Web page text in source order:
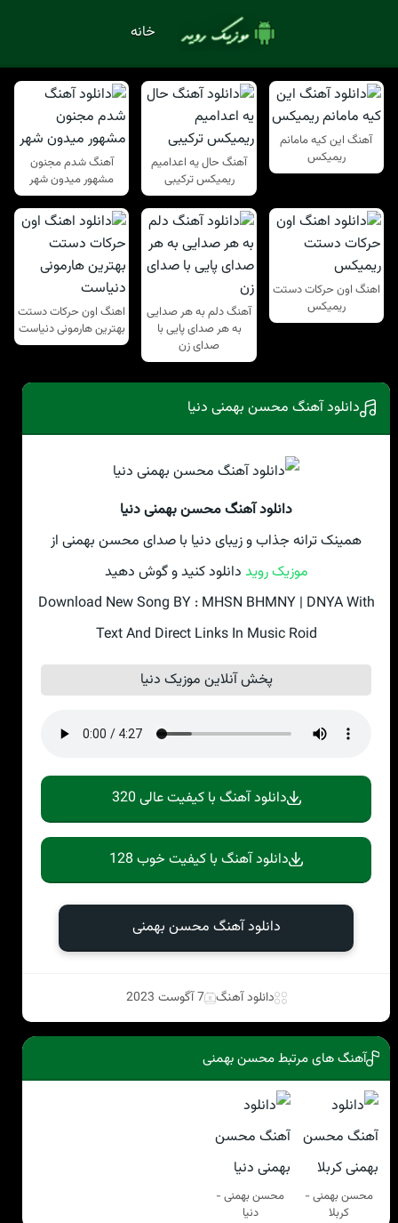
خانه
آهنگ این کیه مامانم
ریمیکس
آهنگ حال یه اعدامیم
ریمیکس ترکیبی
آهنگ شدم مجنون
مشهور میدون شهر
اهنگ اون حرکات دستت
ریمیکس
آهنگ دلم به هر صدایی
به هر صدای پایی با
صدای زن
اهنگ اون حرکات دستت
بهترین هارمونی دنیاست
دانلود آهنگ محسن بهمنی دنیا
دانلود آهنگ محسن بهمنی دنیا
همینک ترانه جذاب و زیبای دنیا با صدای محسن بهمنی از
موزیک روید دانلود کنید و گوش دهید
Download New Song BY : MHSN BHMNY | DNYA With
Text And Direct Links In Music Roid
پخش آنلاین موزیک دنیا
دانلود آهنگ با کیفیت عالی 320
دانلود آهنگ با کیفیت خوب 128
دانلود آهنگ محسن بهمنی
دانلود آهنگ 7 آگوست 2023
آهنگ های مرتبط محسن بهمنی
محسن بهمنی -
كربلا
محسن بهمنی -
دنیا